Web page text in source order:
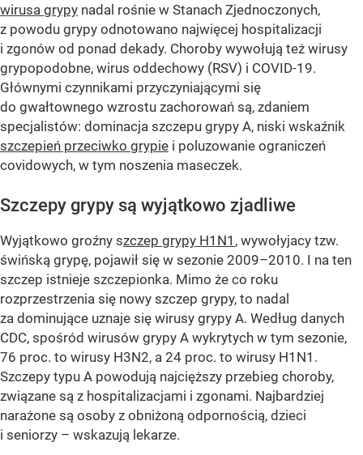
wirusa grypy nadal rośnie w Stanach Zjednoczonych,
z powodu grypy odnotowano najwięcej hospitalizacji
i zgonów od ponad dekady. Choroby wywołują też wirusy
grypopodobne, wirus oddechowy (RSV) i COVID-19.
Głównymi czynnikami przyczyniającymi się
do gwałtownego wzrostu zachorowań są, zdaniem
specjalistów: dominacja szczepu grypy A, niski wskaźnik
szczepień przeciwko grypie i poluzowanie ograniczeń
covidowych, w tym noszenia maseczek.
Szczepy grypy są wyjątkowo zjadliwe
Wyjątkowo groźny szczep grypy H1N1 , wywołyjacy tzw.
świńską grypę, pojawił się w sezonie 2009–2010. I na ten
szczep istnieje szczepionka. Mimo że co roku
rozprzestrzenia się nowy szczep grypy, to nadal
za dominujące uznaje się wirusy grypy A. Według danych
CDC, spośród wirusów grypy A wykrytych w tym sezonie,
76 proc. to wirusy H3N2, a 24 proc. to wirusy H1N1.
Szczepy typu A powodują najcięższy przebieg choroby,
związane są z hospitalizacjami i zgonami. Najbardziej
narażone są osoby z obniżoną odpornością, dzieci
i seniorzy – wskazują lekarze.